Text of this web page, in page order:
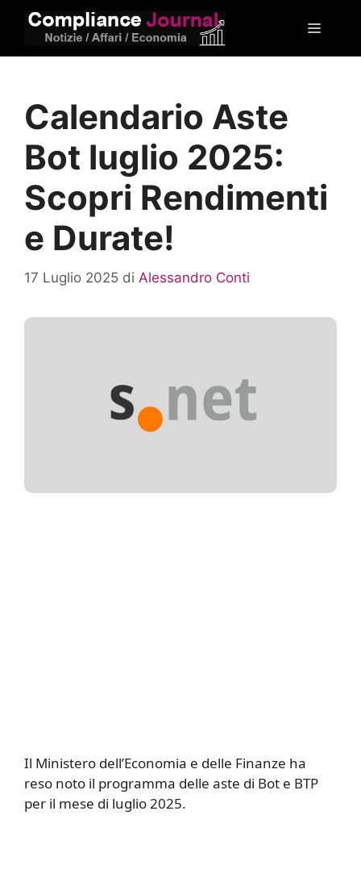
Menu
Calendario Aste
Bot luglio 2025:
Scopri Rendimenti
e Durate!
17 Luglio 2025 di Alessandro Conti
Il Ministero dell’Economia e delle Finanze ha
reso noto il programma delle aste di Bot e BTP
per il mese di luglio 2025.